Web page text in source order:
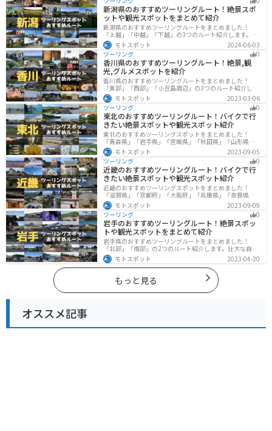
新潟県のおすすめツーリングルート！絶景スポ
ットや観光スポットをまとめて紹介
新潟県のおすすめツーリングルートをまとめました！
「上越」「中越」「下越」の3つのルート紹介します。自
然豊かな山と海、グルメも充実しており、自然を満喫す
るツーリングができます。バイクで新潟県にツーリング
に行く際は参考にしてください。
モトスポット
2024-06-03
ツーリング
0
香川県のおすすめツーリングルート！絶景,観
光,グルメスポットを紹介
香川県のおすすめツーリングルートをまとめました！
「東部」「西部」「小豆島周辺」の3つのルート紹介しま
す。自然豊かな山から海、絶品グルメを満喫するツーリ
ングができます。バイクで香川県にツーリングに行く際
は参考にしてください。
モトスポット
2023-03-06
ツーリング
0
東北のおすすめツーリングルート！バイクで行
きたい絶景スポットや観光スポット紹介
東北のおすすめツーリングスポットをまとめました！
「青森県」「岩手県」「宮城県」「秋田県」「山形県」
「福島県」の各県の観光地紹介します。自然豊かな山々
や湖、温泉地が点在し、四季折々の景色を楽しめるスポ
ットが多数あります。バイクで東北にツーリングに行く
際は参考にしてください。
モトスポット
2023-09-05
ツーリング
0
近畿のおすすめツーリングルート！バイクで行
きたい絶景スポットや観光スポット紹介
近畿のおすすめツーリングスポットをまとめました！
「滋賀県」「京都府」「大阪府」「兵庫県」「奈良県」
「和歌山」の各県の観光地紹介します。自然豊かな山々
や湖、温泉地が点在し、四季折々の景色を楽しめるスポ
ットが多数あります。バイクで近畿にツーリングに行く
際は参考にしてください。
モトスポット
2023-09-09
ツーリング
0
岩手のおすすめツーリングルート！絶景スポッ
トや観光スポットをまとめて紹介
岩手県のおすすめツーリングルートをまとめました！
「北部」「南部」の2つのルート紹介します。壮大な自然
や歴史的な観光スポットが多く存在するので楽しめま
す。バイクで岩手県にツーリングに行く際は参考にして
ください。
モトスポット 2023-04-20
もっと見る
オススメ記事